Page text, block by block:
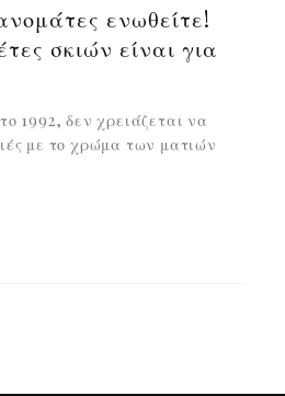
ενωθείτε!
σκιών είναι για
1992, δεν χρειάζεται να
με το χρώμα των ματιών